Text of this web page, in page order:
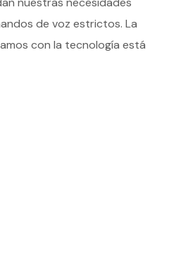
de voz estrictos. La
con la tecnología está